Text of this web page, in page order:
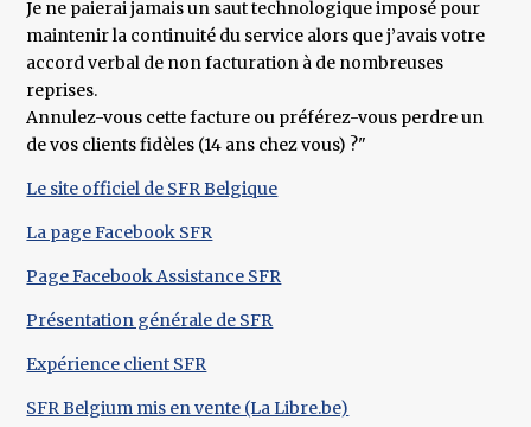
Je ne paierai jamais un saut technologique imposé pour
maintenir la continuité du service alors que j’avais votre
accord verbal de non facturation à de nombreuses
reprises.
Annulez-vous cette facture ou préférez-vous perdre un
de vos clients fidèles (14 ans chez vous) ?"
Le site officiel de SFR Belgique
La page Facebook SFR
Page Facebook Assistance SFR
Présentation générale de SFR
Expérience client SFR
SFR Belgium mis en vente (La Libre.be)